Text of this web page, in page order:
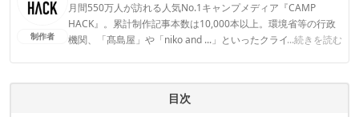
制作者
月間550万人が訪れる人気No.1キャンプメディア『CAMP
HACK』。累計制作記事本数は10,000本以上。環境省等の行政
機関、「髙島屋」や「niko and ...」といったクライアントとの
...続きを読む
CAMP HACK編集部のプロフィール
目次